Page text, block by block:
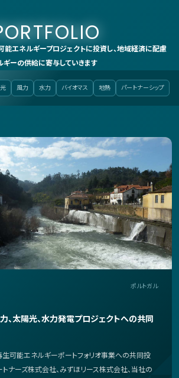
エネルギープロジェクトに投資し、地域経済に配慮
ーの供給に寄与していきます
風力 水力 バイオマス 地熱 パートナーシップ
ポルトガル
、太陽光、水力発電プロジェクトへの共同
可能エネルギーポートフォリオ事業への共同投
トナーズ株式会社、みずほリース株式会社、当社の